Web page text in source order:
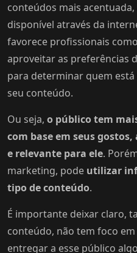
conteúdos mais
disponível através da
favorece profissionais
aproveitar as preferências
para determinar quem
seu conteúdo.
Ou seja, o público tem
com base em seus
e relevante para ele.
marketing, pode utilizar
tipo de conteúdo.
É importante deixar claro,
conteúdo, não tem foco
entregar a esse público